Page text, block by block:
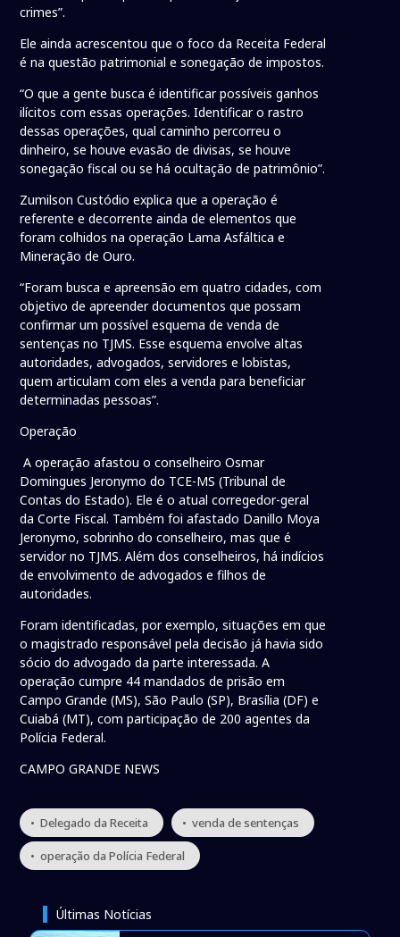
crimes”.
Ele ainda acrescentou que o foco da Receita Federal
é na questão patrimonial e sonegação de impostos.
“O que a gente busca é identificar possíveis ganhos
ilícitos com essas operações. Identificar o rastro
dessas operações, qual caminho percorreu o
dinheiro, se houve evasão de divisas, se houve
sonegação fiscal ou se há ocultação de patrimônio”.
Zumilson Custódio explica que a operação é
referente e decorrente ainda de elementos que
foram colhidos na operação Lama Asfáltica e
Mineração de Ouro.
“Foram busca e apreensão em quatro cidades, com
objetivo de apreender documentos que possam
confirmar um possível esquema de venda de
sentenças no TJMS. Esse esquema envolve altas
autoridades, advogados, servidores e lobistas,
quem articulam com eles a venda para beneficiar
determinadas pessoas”.
Operação
A operação afastou o conselheiro Osmar
Domingues Jeronymo do TCE-MS (Tribunal de
Contas do Estado). Ele é o atual corregedor-geral
da Corte Fiscal. Também foi afastado Danillo Moya
Jeronymo, sobrinho do conselheiro, mas que é
servidor no TJMS. Além dos conselheiros, há indícios
de envolvimento de advogados e filhos de
autoridades.
Foram identificadas, por exemplo, situações em que
o magistrado responsável pela decisão já havia sido
sócio do advogado da parte interessada. A
operação cumpre 44 mandados de prisão em
Campo Grande (MS), São Paulo (SP), Brasília (DF) e
Cuiabá (MT), com participação de 200 agentes da
Polícia Federal.
CAMPO GRANDE NEWS
• Delegado da Receita • venda de sentenças
• operação da Polícia Federal
Últimas Notícias